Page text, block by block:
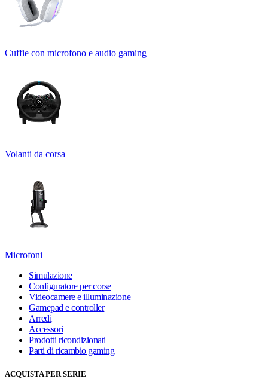
Cuffie con microfono e audio gaming
Volanti da corsa
Microfoni
Simulazione
Configuratore per corse
Videocamere e illuminazione
Gamepad e controller
Arredi
Accessori
Prodotti ricondizionati
Parti di ricambio gaming
ACQUISTA PER SERIE